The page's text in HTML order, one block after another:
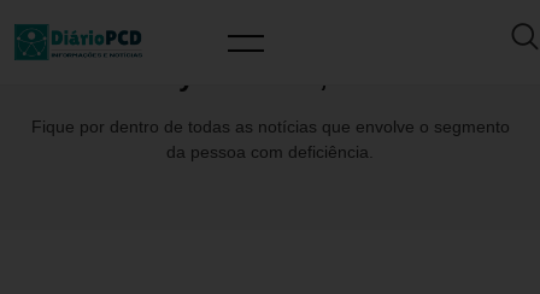
Fique por dentro de todas as notícias que envolve o segmento
da pessoa com deficiência.